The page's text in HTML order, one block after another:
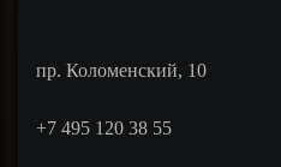
пр. Коломенский, 10
+7 495 120 38 55